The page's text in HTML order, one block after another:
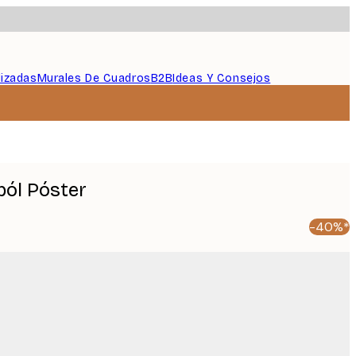
Murales De CuadrosB2BIdeas Y Consejos
Póster
-40%*